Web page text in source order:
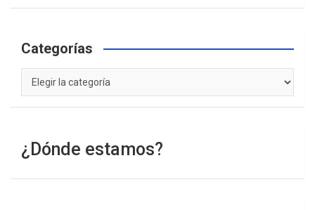
Categorías
Categorías
¿Dónde estamos?